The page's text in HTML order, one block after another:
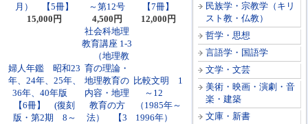
民族学・宗教学（キリ
スト教・仏教）
哲学・思想
言語学・国語学
文学・文芸
美術・映画・演劇・音
楽・建築
文庫・新書
月） 【5冊】
15,000円
～第12号
4,500円
【7冊】
12,000円
婦人年鑑 昭和23
年、24年、25年、
36年、40年版
【6冊】 (復刻
版・第2期 8～
社会科地理
教育講座 1-3
（地理教
育の理論・
地理教育の
内容・地理
教育の方
法） 【3
比較文明 1
～12
（1985年～
1996年）